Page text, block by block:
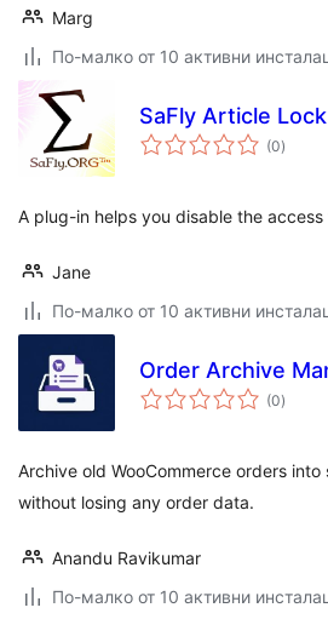
Marg
По-малко от 10 активни
SaFly Article Lock
(0общо
оценки
)
A plug-in helps you disable the
Jane
По-малко от 10 активни
Order Archive
(0общо
оценки
)
Archive old WooCommerce orders
without losing any order data.
Anandu Ravikumar
По-малко от 10 активни